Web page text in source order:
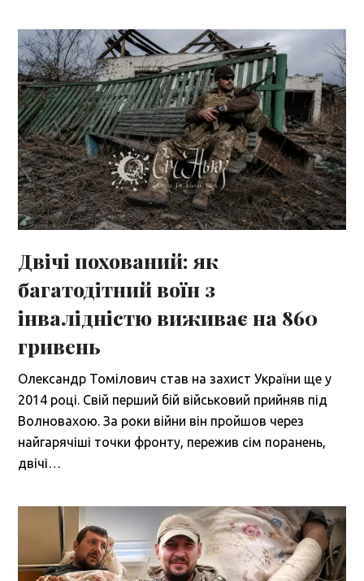
Двічі похований: як
багатодітний воїн з
інвалідністю виживає на 860
гривень
Олександр Томілович став на захист України ще у
2014 році. Свій перший бій військовий прийняв під
Волновахою. За роки війни він пройшов через
найгарячіші точки фронту, пережив сім поранень,
двічі…